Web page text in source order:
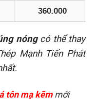
360.000
nóngcó thể thay
Mạnh Tiến Phát
tôn mạ kẽmmới